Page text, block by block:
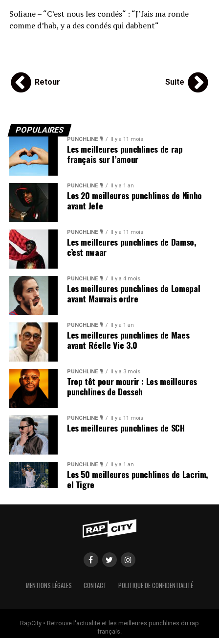
Sofiane –“C’est nous les condés“: “J’fais ma ronde
comme d’hab, y a des condés qui dabbent“
Retour Suite
POPULAIRES
PUNCHLINE 🎙️ Il y a 11 mois
Les meilleures punchlines de rap
français sur l’amour
PUNCHLINE 🎙️ Il y a 1 an
Les 20 meilleures punchlines de Ninho
avant Jefe
PUNCHLINE 🎙️ Il y a 11 mois
Les meilleures punchlines de Damso,
c’est nwaar
PUNCHLINE 🎙️ Il y a 4 mois
Les meilleures punchlines de Lomepal
avant Mauvais ordre
PUNCHLINE 🎙️ Il y a 1 an
Les meilleures punchlines de Maes
avant Réelle Vie 3.0
PUNCHLINE 🎙️ Il y a 3 mois
Trop tôt pour mourir : Les meilleures
punchlines de Dosseh
PUNCHLINE 🎙️ Il y a 11 mois
Les meilleures punchlines de SCH
PUNCHLINE 🎙️ Il y a 1 an
Les 50 meilleures punchlines de Lacrim,
el Tigre
MENTIONS LÉGALES CONTACT POLITIQUE DE CONFIDENTIALITÉ
RapCity • Retrouve l'actualité et les meilleures punchlines du rap
français.